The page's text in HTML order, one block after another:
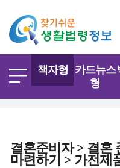
책자형
카드뉴스
형
결혼준비자 > 결혼
마련하기 > 가전제